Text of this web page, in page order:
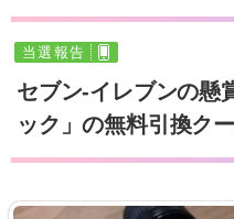
当選報告
セブン‐イレブンの懸
ック」の無料引換ク